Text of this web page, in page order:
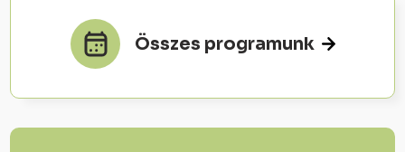
Összes programunk